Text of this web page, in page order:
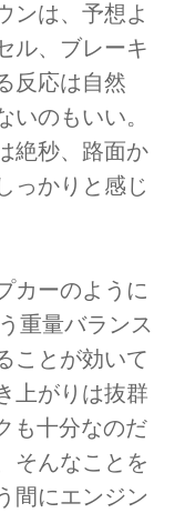
ンは、予想よ
ル、ブレーキ
反応は自然
いのもいい。
絶秒、路面か
っかりと感じ
カーのように
重量バランス
ことが効いて
上がりは抜群
も十分なのだ
そんなことを
間にエンジン